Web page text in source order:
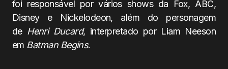
foi responsável por vários shows da Fox, ABC,
Disney e Nickelodeon, além do personagem
de Henri Ducard, interpretado por Liam Neeson
em Batman Begins.